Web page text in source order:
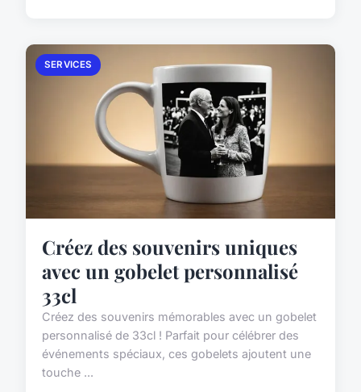
SERVICES
Créez des souvenirs uniques
avec un gobelet personnalisé
33cl
Créez des souvenirs mémorables avec un gobelet
personnalisé de 33cl ! Parfait pour célébrer des
événements spéciaux, ces gobelets ajoutent une
touche ...